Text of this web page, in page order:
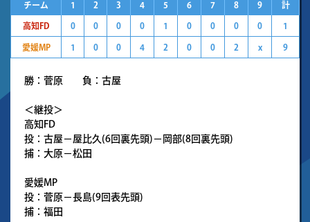
チーム 1 2 3 4 5 6 7 8 9 計
高知FD 0 0 0 0 1 0 0 0 0 1
愛媛MP 1 0 0 4 2 0 0 2 x 9
勝：菅原 負：古屋
＜継投＞
高知FD
投：古屋－屋比久(6回裏先頭)－岡部(8回裏先頭)
捕：大原－松田
愛媛MP
投：菅原－長島(9回表先頭)
捕：福田